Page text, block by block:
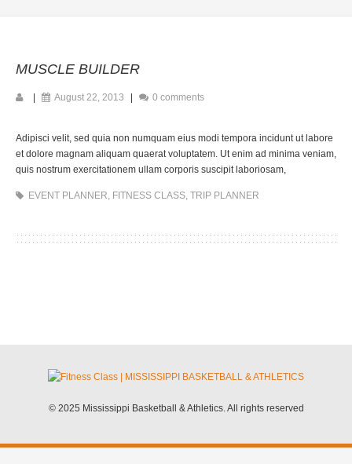
MUSCLE BUILDER
August 22, 2013 0 comments
Adipisci velit, sed quia non numquam eius modi tempora incidunt ut labore
et dolore magnam aliquam quaerat voluptatem. Ut enim ad minima veniam,
quis nostrum exercitationem ullam corporis suscipit laboriosam,
EVENT PLANNER, FITNESS CLASS, TRIP PLANNER
© 2025 Mississippi Basketball & Athletics. All rights reserved